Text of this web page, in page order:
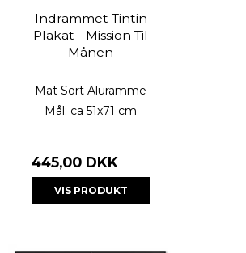
Indrammet Tintin
Plakat - Mission Til
Månen
Mat Sort Aluramme
Mål: ca 51x71 cm
445,00 DKK
VIS PRODUKT